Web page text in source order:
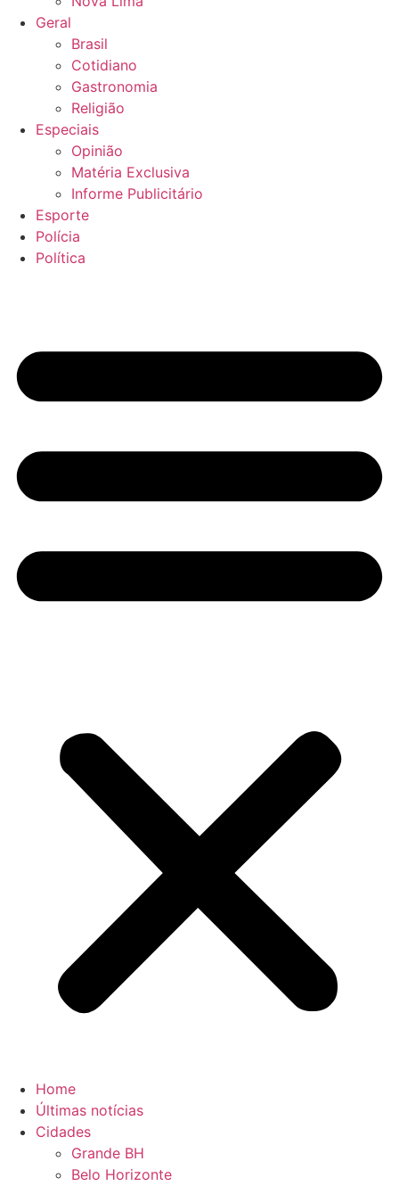
Geral
Brasil
Cotidiano
Gastronomia
Religião
Especiais
Opinião
Matéria Exclusiva
Informe Publicitário
Esporte
Polícia
Política
Home
Últimas notícias
Cidades
Grande BH
Belo Horizonte